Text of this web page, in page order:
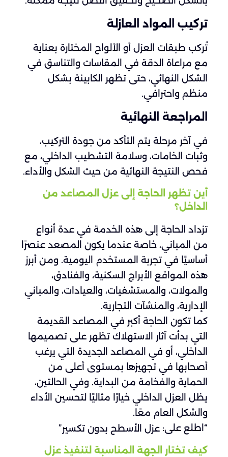
تركيب المواد العازلة
تُركب طبقات العزل أو الألواح المختارة بعناية
مع مراعاة الدقة في المقاسات والتناسق في
الشكل النهائي، حتى تظهر الكابينة بشكل
منظم واحترافي.
المراجعة النهائية
في آخر مرحلة يتم التأكد من جودة التركيب،
وثبات الخامات، وسلامة التشطيب الداخلي، مع
فحص النتيجة النهائية من حيث الشكل والأداء.
أين تظهر الحاجة إلى عزل المصاعد من
الداخل؟
تزداد الحاجة إلى هذه الخدمة في عدة أنواع
من المباني، خاصة عندما يكون المصعد عنصرًا
أساسيًا في تجربة المستخدم اليومية. ومن أبرز
هذه المواقع الأبراج السكنية، والفنادق،
والمولات، والمستشفيات، والعيادات، والمباني
الإدارية، والمنشآت التجارية.
كما تكون الحاجة أكبر في المصاعد القديمة
التي بدأت آثار الاستهلاك تظهر على تصميمها
الداخلي، أو في المصاعد الجديدة التي يرغب
أصحابها في تجهيزها بمستوى أعلى من
الحماية والفخامة من البداية. وفي الحالتين،
يظل العزل الداخلي خيارًا مثاليًا لتحسين الأداء
والشكل العام معًا.
“اطلع على: عزل الأسطح بدون تكسير”
كيف تختار الجهة المناسبة لتنفيذ عزل